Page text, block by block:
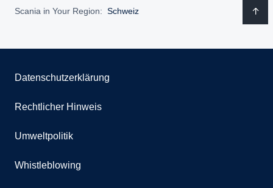
Scania in Your Region: Schweiz
Datenschutzerklärung
Rechtlicher Hinweis
Umweltpolitik
Whistleblowing